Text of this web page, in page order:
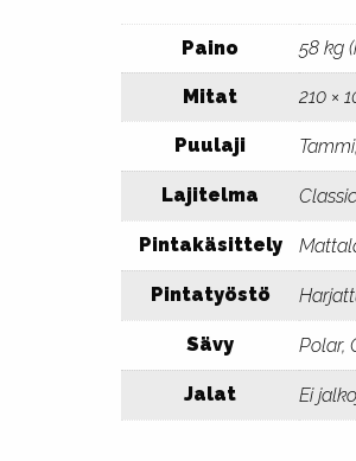
Paino 58 kg
Mitat 210 ×
Puulaji
Lajitelma Classic
Pintakäsittely
Pintatyöstö
Sävy Polar,
Jalat Ei